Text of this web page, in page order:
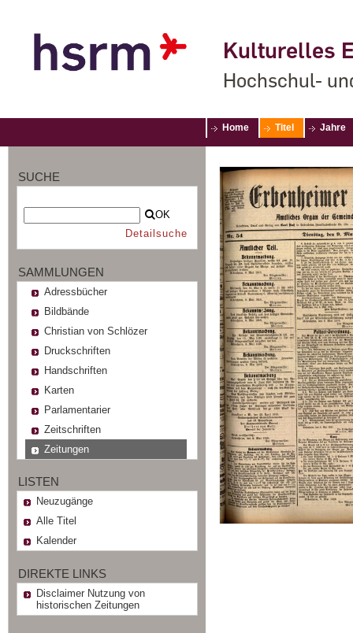
Kulturelles
Hochschul-
Home Titel Jahre
SUCHE
OK
Detailsuche
SAMMLUNGEN
Adressbücher
Bildbände
Christian von Schlözer
Druckschriften
Handschriften
Karten
Parlamentarier
Zeitschriften
Zeitungen
LISTEN
Neuzugänge
Alle Titel
Kalender
DIREKTE LINKS
Disclaimer Nutzung von
historischen Zeitungen